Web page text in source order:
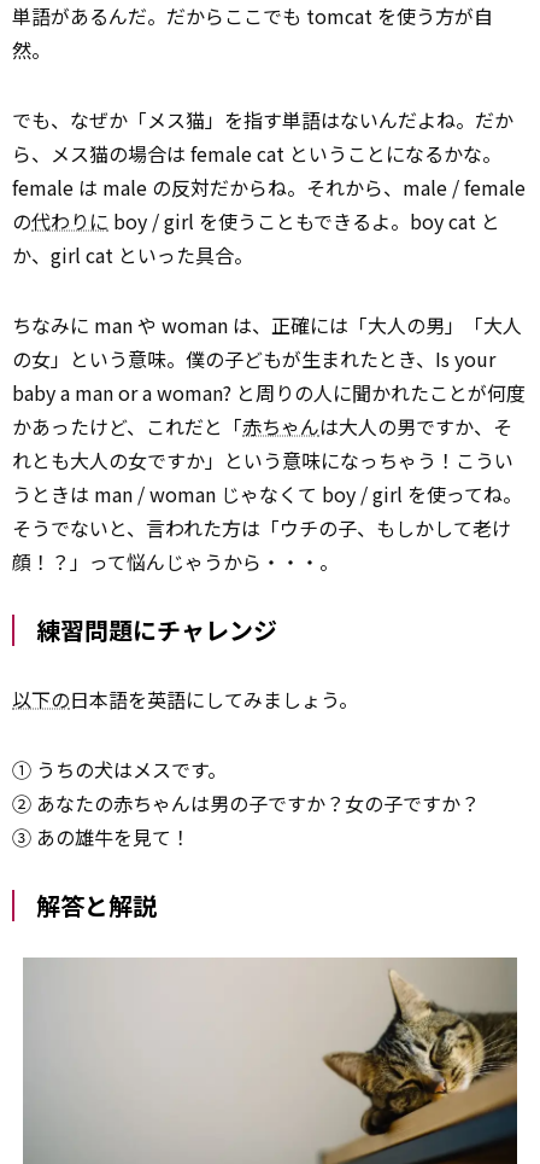
単語があるんだ。だからここでも tomcat を使う方が自
然。
でも、なぜか「メス猫」を指す単語はないんだよね。だか
ら、メス猫の場合は female cat ということになるかな。
female は male の反対だからね。それから、male / female
の代わりに boy / girl を使うこともできるよ。boy cat と
か、girl cat といった具合。
ちなみに man や woman は、正確には「大人の男」「大人
の女」という意味。僕の子どもが生まれたとき、Is your
baby a man or a woman? と周りの人に聞かれたことが何度
かあったけど、これだと「赤ちゃんは大人の男ですか、そ
れとも大人の女ですか」という意味になっちゃう！こうい
うときは man / woman じゃなくて boy / girl を使ってね。
そうでないと、言われた方は「ウチの子、もしかして老け
顔！？」って悩んじゃうから・・・。
練習問題にチャレンジ
以下の日本語を英語にしてみましょう。
① うちの犬はメスです。
② あなたの赤ちゃんは男の子ですか？女の子ですか？
③ あの雄牛を見て！
解答と解説